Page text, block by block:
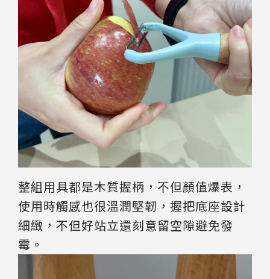
整組用具都是木質握柄，不但顏值爆表，
使用時觸感也很溫潤堅韌，握把底座設計
細緻，不但好站立還刻意留空隙避免發
霉。